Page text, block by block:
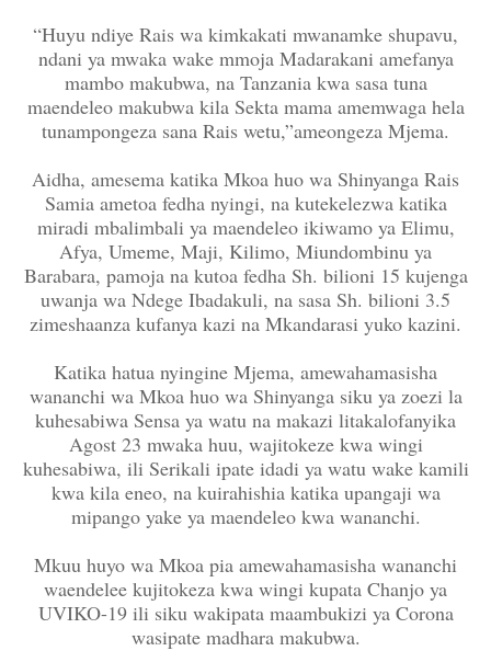
“Huyu ndiye Rais wa kimkakati mwanamke shupavu,
ndani ya mwaka wake mmoja Madarakani amefanya
mambo makubwa, na Tanzania kwa sasa tuna
maendeleo makubwa kila Sekta mama amemwaga hela
tunampongeza sana Rais wetu,”ameongeza Mjema.
Aidha, amesema katika Mkoa huo wa Shinyanga Rais
Samia ametoa fedha nyingi, na kutekelezwa katika
miradi mbalimbali ya maendeleo ikiwamo ya Elimu,
Afya, Umeme, Maji, Kilimo, Miundombinu ya
Barabara, pamoja na kutoa fedha Sh. bilioni 15 kujenga
uwanja wa Ndege Ibadakuli, na sasa Sh. bilioni 3.5
zimeshaanza kufanya kazi na Mkandarasi yuko kazini.
Katika hatua nyingine Mjema, amewahamasisha
wananchi wa Mkoa huo wa Shinyanga siku ya zoezi la
kuhesabiwa Sensa ya watu na makazi litakalofanyika
Agost 23 mwaka huu, wajitokeze kwa wingi
kuhesabiwa, ili Serikali ipate idadi ya watu wake kamili
kwa kila eneo, na kuirahishia katika upangaji wa
mipango yake ya maendeleo kwa wananchi.
Mkuu huyo wa Mkoa pia amewahamasisha wananchi
waendelee kujitokeza kwa wingi kupata Chanjo ya
UVIKO-19 ili siku wakipata maambukizi ya Corona
wasipate madhara makubwa.